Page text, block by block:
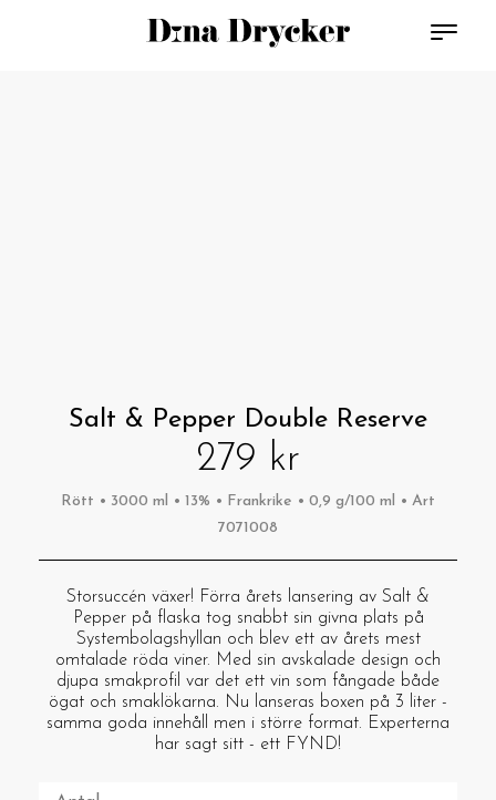
Salt & Pepper Double Reserve
279 kr
Rött • 3000 ml • 13% • Frankrike • 0,9 g/100 ml • Art
7071008
Storsuccén växer! Förra årets lansering av Salt &
Pepper på flaska tog snabbt sin givna plats på
Systembolagshyllan och blev ett av årets mest
omtalade röda viner. Med sin avskalade design och
djupa smakprofil var det ett vin som fångade både
ögat och smaklökarna. Nu lanseras boxen på 3 liter -
samma goda innehåll men i större format. Experterna
har sagt sitt - ett FYND!